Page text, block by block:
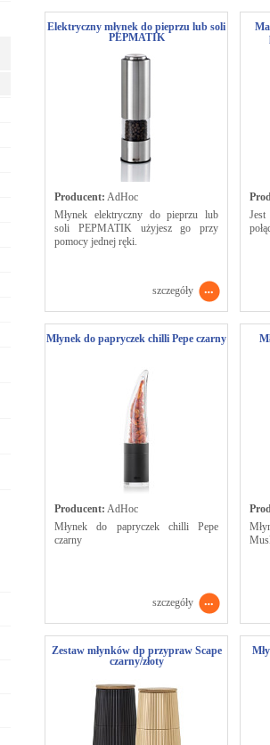
Elektryczny młynek do pieprzu lub soli
PEPMATIK
Producent: AdHoc
Młynek elektryczny do pieprzu lub
soli PEPMATIK użyjesz go przy
pomocy jednej ręki.
szczegóły
Młynek do papryczek chilli Pepe czarny
Producent: AdHoc
Młynek do papryczek chilli Pepe
czarny
szczegóły
Zestaw młynków dp przypraw Scape
czarny/złoty